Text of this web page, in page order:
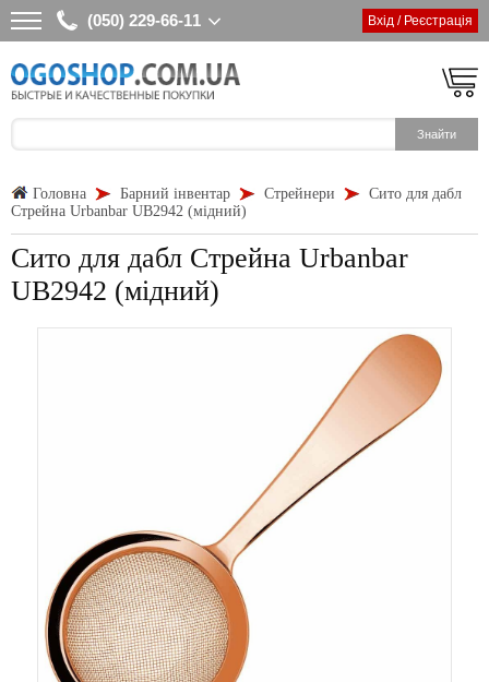
(050) 229-66-11 Вхід / Реєстрація
Головна Барний інвентар Стрейнери
Сито для дабл
Стрейна Urbanbar UB2942 (мідний)
Сито для дабл Стрейна Urbanbar
UB2942 (мідний)